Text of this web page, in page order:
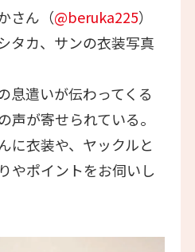
さん（@beruka225）
タカ、サンの衣装写真
息遣いが伝わってくる
声が寄せられている。
に衣装や、ヤックルと
やポイントをお伺いし